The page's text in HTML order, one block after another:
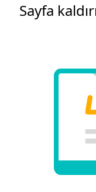
Sayfa